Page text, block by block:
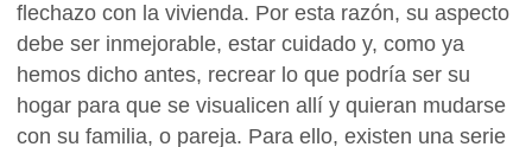
flechazo con la vivienda. Por esta razón, su aspecto
debe ser inmejorable, estar cuidado y, como ya
hemos dicho antes, recrear lo que podría ser su
hogar para que se visualicen allí y quieran mudarse
con su familia, o pareja. Para ello, existen una serie